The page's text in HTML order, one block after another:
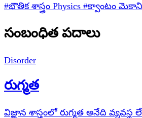
#భౌతిక శాస్త్రం Physics #క్వాంటం
సంబంధిత పదాలు
Disorder
రుగ్మత
విజ్ఞాన శాస్త్రంలో రుగ్మత అనేది